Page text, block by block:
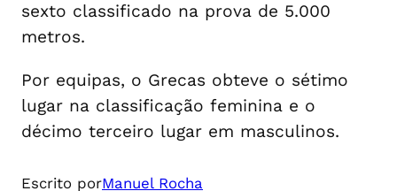
sexto classificado na prova de 5.000
metros.
Por equipas, o Grecas obteve o sétimo
lugar na classificação feminina e o
décimo terceiro lugar em masculinos.
Escrito porManuel Rocha